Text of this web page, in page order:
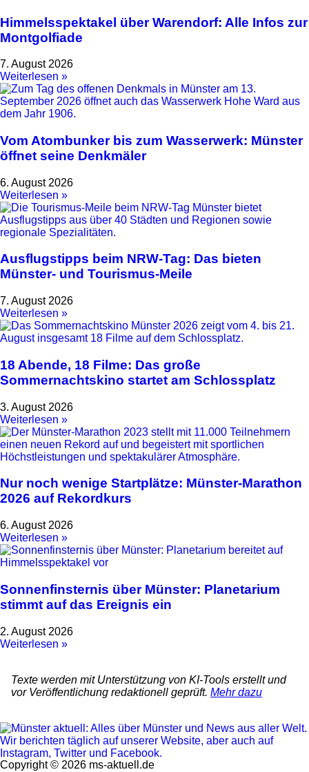
Himmelsspektakel über Warendorf: Alle Infos zur
Montgolfiade
7. August 2026
Weiterlesen »
Vom Atombunker bis zum Wasserwerk: Münster
öffnet seine Denkmäler
6. August 2026
Weiterlesen »
Ausflugstipps beim NRW-Tag: Das bieten
Münster- und Tourismus-Meile
7. August 2026
Weiterlesen »
18 Abende, 18 Filme: Das große
Sommernachtskino startet am Schlossplatz
3. August 2026
Weiterlesen »
Nur noch wenige Startplätze: Münster-Marathon
2026 auf Rekordkurs
6. August 2026
Weiterlesen »
Sonnenfinsternis über Münster: Planetarium
stimmt auf das Ereignis ein
2. August 2026
Weiterlesen »
Texte werden mit Unterstützung von KI-Tools erstellt und
vor Veröffentlichung redaktionell geprüft. Mehr dazu
Copyright © 2026 ms-aktuell.de